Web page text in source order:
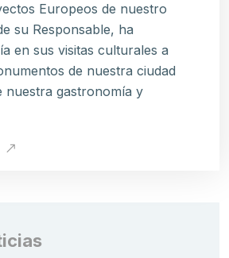
Europeos de nuestro
su Responsable, ha
en sus visitas culturales a
de nuestra ciudad
nuestra gastronomía y